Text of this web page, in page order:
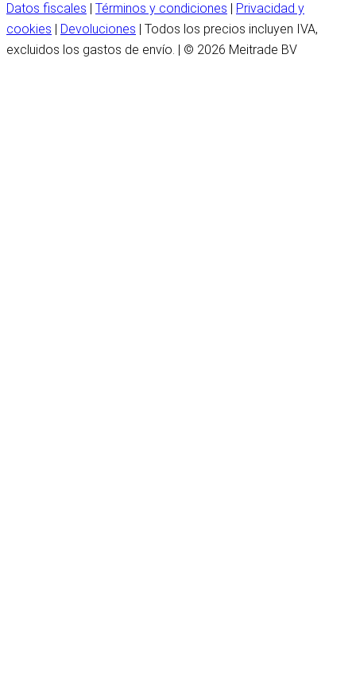
Datos fiscales Términos y condiciones
Privacidad y
cookies
Devoluciones | Todos los precios incluyen IVA,
excluidos los gastos de envío. | © 2026 Meitrade BV